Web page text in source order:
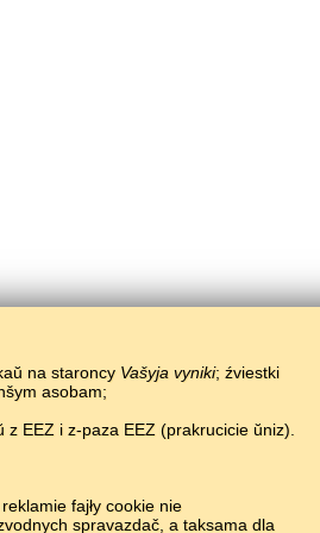
na staroncy Vašyja vyniki; źviestki
asobam;
EEZ i z-paza EEZ (prakrucicie ŭniz).
fajły cookie nie
spravazdač, a taksama dla